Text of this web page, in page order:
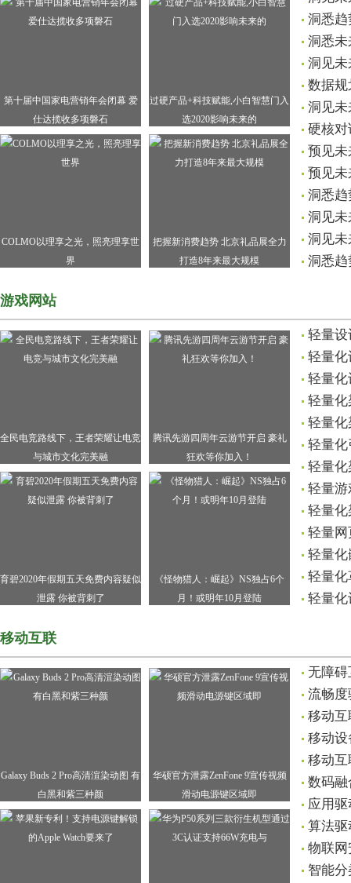
第十届中国家电营销年会闭幕 爱
仕达揽收多项磐石
过硬产品+科技赋能,小白智慧门入
选2020影响未来的
COLMO以理享之光，照亮理享世
界
把握新消费趋势 北京礼品展全力
打造8年来最大规模
洞悉
洞悉
洞见
数据
洞见
硬核
预见
预见
洞悉
洞见
洞见
洞悉
游戏网站
全民电竞路线下，王者荣耀让电竞
与城市文化完美融
腾讯先游四周年云游节开启 豪礼
狂欢等你加入！
育碧2020年假期五天免费内容疑似
泄露 你被背刺了
《怪物猎人：崛起》NS独占6个
月！或明年10月登陆
轻量
轻量
轻量
轻量
轻量
轻量
轻量
轻量
轻量
轻量
轻量
轻量
轻量
移动互联
Galaxy Buds 2 Pro高清渲染动图 有
白黑和紫三种颜
华硕官方泄露ZenFone 9宣传视频
滑动电源键区域即
无障
流畅
移动
移动
移动
数码
应用
算法
物联
智能